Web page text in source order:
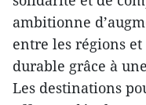
ambitionne
entre les régions
durable grâce à
Les destinations